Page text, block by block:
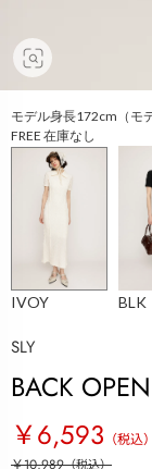
モデル身長172cm（モ
FREE 在庫なし
IVOY BLK
SLY
BACK
￥6,593 （税込）
￥10,989（税込）